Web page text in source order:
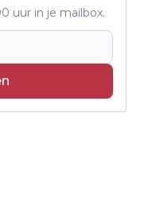
uur in je mailbox.